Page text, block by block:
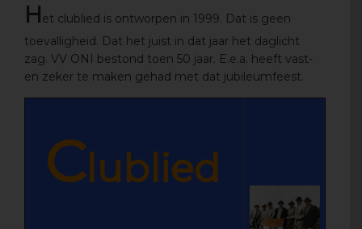
Het clublied is ontworpen in 1999. Dat is geen
toevalligheid. Dat het juist in dat jaar het daglicht
zag. VV ONI bestond toen 50 jaar. E.e.a. heeft vast-
en zeker te maken gehad met dat jubileumfeest.
Clublied